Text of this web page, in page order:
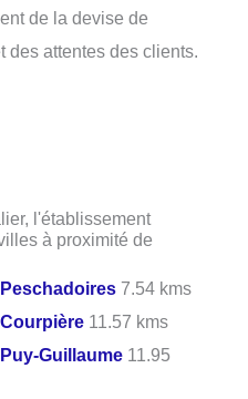
de la devise de
des attentes des clients.
l'établissement
à proximité de
Peschadoires 7.54 kms
Courpière 11.57 kms
Puy-Guillaume 11.95